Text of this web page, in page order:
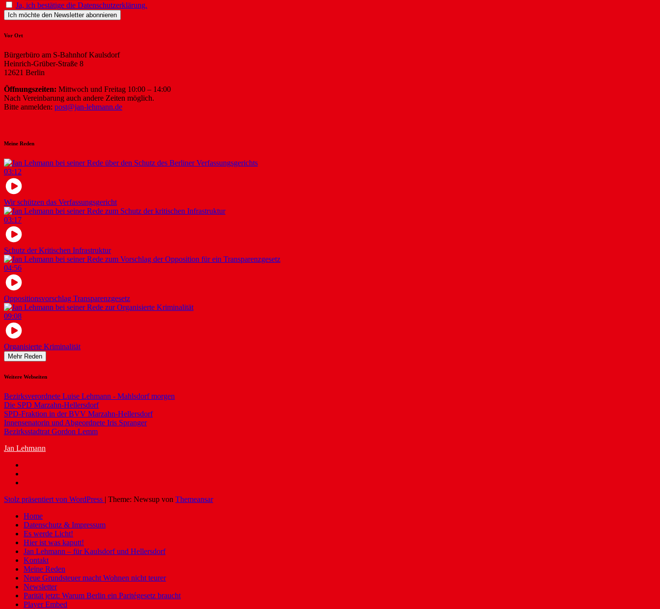
Ja, ich bestätige die Datenschutzerklärung.
Vor Ort
Bürgerbüro am S-Bahnhof Kaulsdorf
Heinrich-Grüber-Straße 8
12621 Berlin
Öffnungszeiten: Mittwoch und Freitag 10:00 – 14:00
Nach Vereinbarung auch andere Zeiten möglich.
Bitte anmelden: post@jan-lehmann.de
Meine Reden
03:12
Wir schützen das Verfassungsgericht
03:17
Schutz der Kritischen Infrastruktur
04:56
Oppositionsvorschlag Transparenzgesetz
09:08
Organisierte Kriminalität
Mehr Reden
Weitere Webseiten
Bezirksverordnete Luise Lehmann - Mahlsdorf morgen
Die SPD Marzahn-Hellersdorf
SPD-Fraktion in der BVV Marzahn-Hellersdorf
Innensenatorin und Abgeordnete Iris Spranger
Bezirksstadtrat Gordon Lemm
Jan Lehmann
Stolz präsentiert von WordPress | Theme: Newsup von Themeansar
Home
Datenschutz & Impressum
Es werde Licht!
Hier ist was kaputt!
Jan Lehmann – für Kaulsdorf und Hellersdorf
Kontakt
Meine Reden
Neue Grundsteuer macht Wohnen nicht teurer
Newsletter
Parität jetzt: Warum Berlin ein Paritégesetz braucht
Player Embed